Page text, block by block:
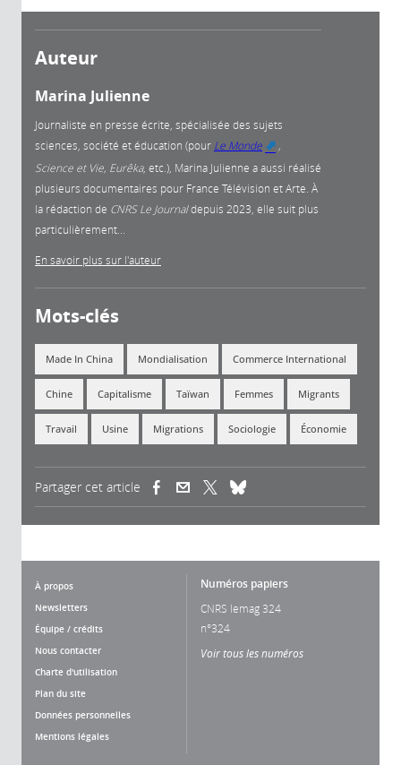
Auteur
Marina Julienne
Journaliste en presse écrite, spécialisée des sujets
sciences, société et éducation (pour Le Monde
external)
,
Science et Vie, Eurêka, etc.), Marina Julienne a aussi réalisé
plusieurs documentaires pour France Télévision et Arte. À
la rédaction de CNRS Le Journaldepuis 2023, elle suit plus
particulièrement...
En savoir plus sur l'auteur
Mots-clés
Made In China Mondialisation Commerce International
Chine Capitalisme Taïwan Femmes Migrants
Travail Usine Migrations Sociologie Économie
Partager cet article (link is external)(link is external)
À propos
Newsletters
Équipe / crédits
Nous contacter
Charte d'utilisation
Plan du site
Données personnelles
Mentions légales
Numéros papiers
CNRS lemag 324
n°324
Voir tous les numéros